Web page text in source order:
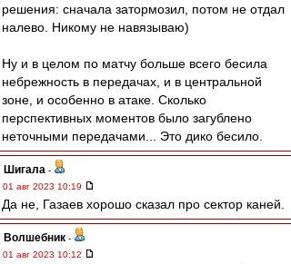
решения: сначала затормозил, потом не отдал
налево. Никому не навязываю)
Ну и в целом по матчу больше всего бесила
небрежность в передачах, и в центральной
зоне, и особенно в атаке. Сколько
перспективных моментов было загублено
неточными передачами... Это дико бесило.
Шигала -
01 авг 2023 10:19
Да не, Газаев хорошо сказал про сектор каней.
Волшебник -
01 авг 2023 10:12